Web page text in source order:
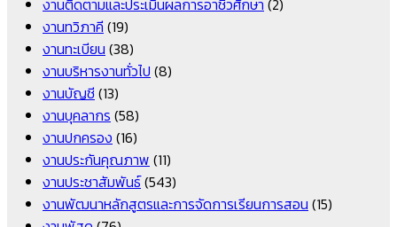
งานติดตามและประเมินผลการอาชีวศึกษา (2)
งานทวิภาคี (19)
งานทะเบียน (38)
งานบริหารงานทั่วไป (8)
งานบัญชี(13)
งานบุคลากร (58)
งานปกครอง (16)
งานประกันคุณภาพ (11)
งานประชาสัมพันธ์(543)
งานพัฒนาหลักสูตรและการจัดการเรียนการสอน (15)